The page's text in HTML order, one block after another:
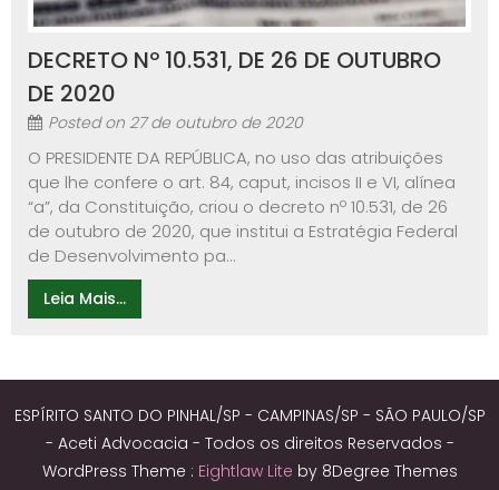
DECRETO Nº 10.531, DE 26 DE OUTUBRO
DE 2020
Posted on 27 de outubro de 2020
O PRESIDENTE DA REPÚBLICA, no uso das atribuições
que lhe confere o art. 84, caput, incisos II e VI, alínea
“a”, da Constituição, criou o decreto nº 10.531, de 26
de outubro de 2020, que institui a Estratégia Federal
de Desenvolvimento pa...
Leia Mais...
ESPÍRITO SANTO DO PINHAL/SP - CAMPINAS/SP - SÃO PAULO/SP
- Aceti Advocacia - Todos os direitos Reservados -
WordPress Theme : Eightlaw Lite by 8Degree Themes